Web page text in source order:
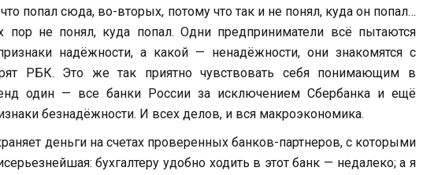
попал сюда, во-вторых, потому что так и не понял, куда он попал…
не понял, куда попал. Одни предприниматели всё пытаются
надёжности, а какой — ненадёжности, они знакомятся с
РБК. Это же так приятно чувствовать себя понимающим в
один — все банки России за исключением Сбербанка и ещё
безнадёжности. И всех делов, и вся макроэкономика.
деньги на счетах проверенных банков-партнеров, с которыми
бухгалтеру удобно ходить в этот банк — недалеко; а я